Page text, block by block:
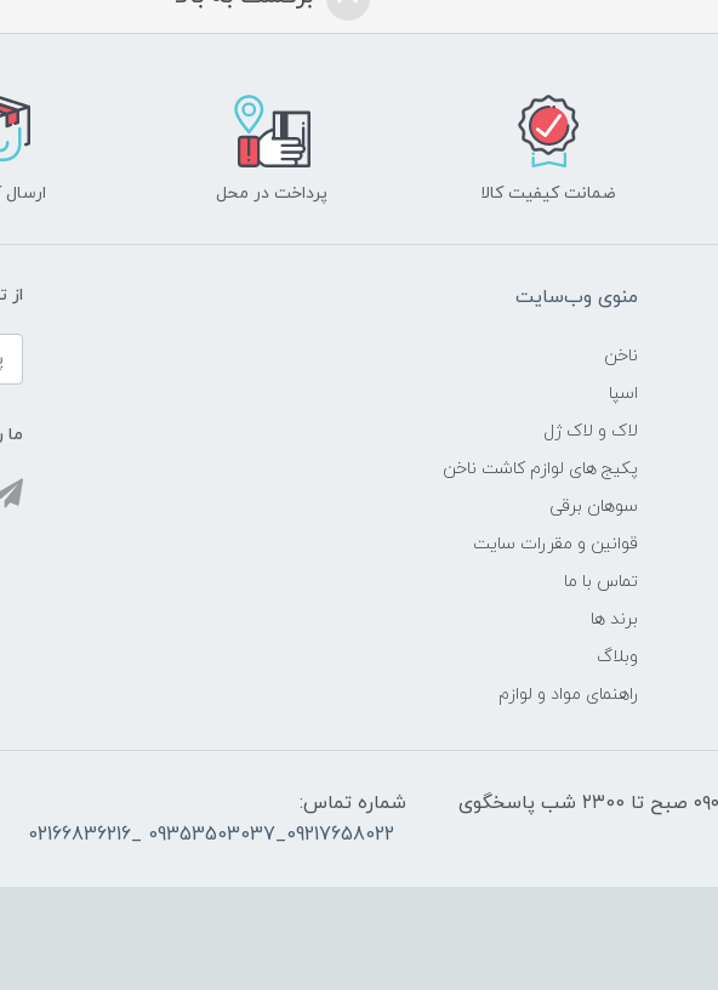
ضمانت کیفیت کالا پرداخت در محل ارسال
منوی وب‌سایت
ناخن
اسپا
لاک و لاک ژل
پکیج های لوازم کاشت ناخن
سوهان برقی
قوانین و مقررات سایت
تماس با ما
برند ها
وبلاگ
راهنمای مواد و لوازم
از
ما
هفت روز هفته ، از ساعت ۰۹۰۰ صبح تا ۲۳00 شب پاسخگوی
شماره تماس:
09217658022_09353503037 _02166836216